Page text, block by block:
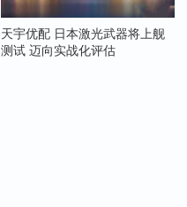
天宇优配 日本激光武器将上舰
测试 迈向实战化评估